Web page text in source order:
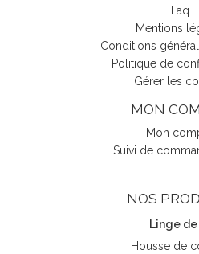
Faq
Mentions
Conditions
Politique de
Gérer les
MON
Mon
Suivi de
NOS
Linge
Housse de